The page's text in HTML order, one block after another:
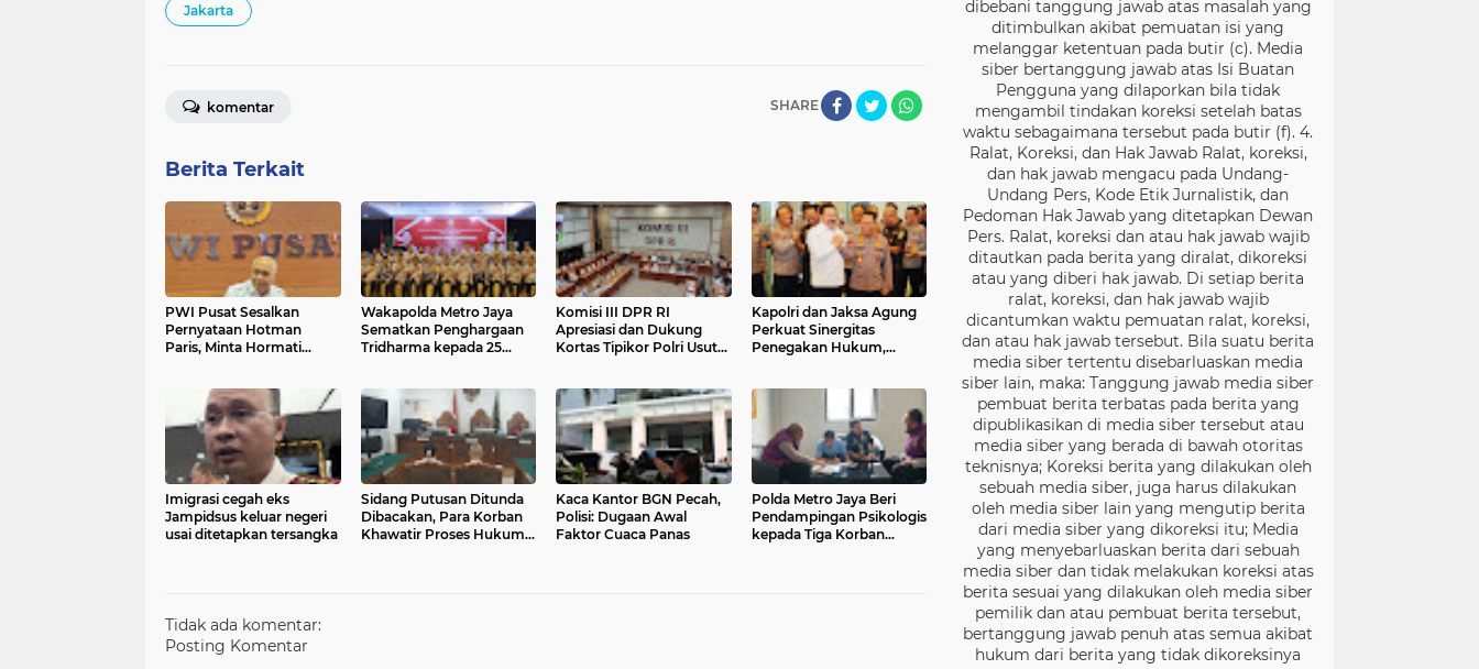
Jakarta
SHARE
komentar
Berita Terkait
PWI Pusat Sesalkan
Pernyataan Hotman
Paris, Minta Hormati
Wakapolda Metro Jaya
Sematkan Penghargaan
Tridharma kepada 25
Komisi III DPR RI
Apresiasi dan Dukung
Kortas Tipikor Polri Usut
Kapolri dan Jaksa Agung
Perkuat Sinergitas
Penegakan Hukum,
Imigrasi cegah eks
Jampidsus keluar negeri
usai ditetapkan tersangka
Sidang Putusan Ditunda
Dibacakan, Para Korban
Khawatir Proses Hukum
Kaca Kantor BGN Pecah,
Polisi: Dugaan Awal
Faktor Cuaca Panas
Polda Metro Jaya Beri
Pendampingan Psikologis
kepada Tiga Korban
Tidak ada komentar:
Posting Komentar
dibebani tanggung jawab atas masalah yang
ditimbulkan akibat pemuatan isi yang
melanggar ketentuan pada butir (c). Media
siber bertanggung jawab atas Isi Buatan
Pengguna yang dilaporkan bila tidak
mengambil tindakan koreksi setelah batas
waktu sebagaimana tersebut pada butir (f). 4.
Ralat, Koreksi, dan Hak Jawab Ralat, koreksi,
dan hak jawab mengacu pada Undang-
Undang Pers, Kode Etik Jurnalistik, dan
Pedoman Hak Jawab yang ditetapkan Dewan
Pers. Ralat, koreksi dan atau hak jawab wajib
ditautkan pada berita yang diralat, dikoreksi
atau yang diberi hak jawab. Di setiap berita
ralat, koreksi, dan hak jawab wajib
dicantumkan waktu pemuatan ralat, koreksi,
dan atau hak jawab tersebut. Bila suatu berita
media siber tertentu disebarluaskan media
siber lain, maka: Tanggung jawab media siber
pembuat berita terbatas pada berita yang
dipublikasikan di media siber tersebut atau
media siber yang berada di bawah otoritas
teknisnya; Koreksi berita yang dilakukan oleh
sebuah media siber, juga harus dilakukan
oleh media siber lain yang mengutip berita
dari media siber yang dikoreksi itu; Media
yang menyebarluaskan berita dari sebuah
media siber dan tidak melakukan koreksi atas
berita sesuai yang dilakukan oleh media siber
pemilik dan atau pembuat berita tersebut,
bertanggung jawab penuh atas semua akibat
hukum dari berita yang tidak dikoreksinya